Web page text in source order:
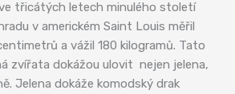
třicátých letech minulého století
v americkém Saint Louis měřil
a vážil 180 kilogramů. Tato
zvířata dokážou ulovit nejen jelena,
Jelena dokáže komodský drak